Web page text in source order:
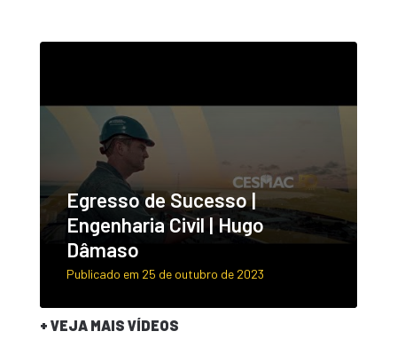
Egresso de Sucesso |
Engenharia Civil | Hugo
Dâmaso
Publicado em 25 de outubro de 2023
+ VEJA MAIS VÍDEOS